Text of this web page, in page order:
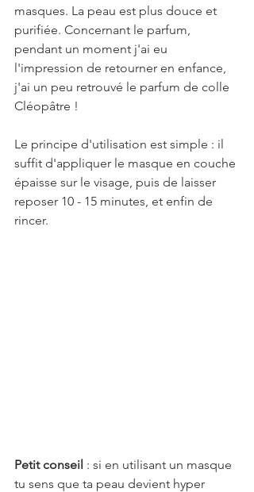
masques. La peau est plus douce et
purifiée. Concernant le parfum,
pendant un moment j'ai eu
l'impression de retourner en enfance,
j'ai un peu retrouvé le parfum de colle
Cléopâtre !
Le principe d'utilisation est simple : il
suffit d'appliquer le masque en couche
épaisse sur le visage, puis de laisser
reposer 10 - 15 minutes, et enfin de
rincer.
Petit conseil : si en utilisant un masque
tu sens que ta peau devient hyper